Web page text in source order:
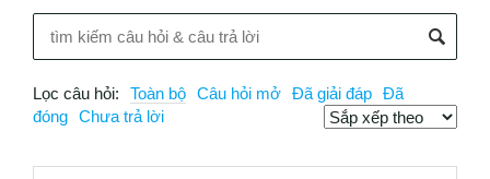
Lọc câu hỏi: Toàn bộ Câu hỏi mở Đã giải đáp Đã
đóng Chưa trả lời